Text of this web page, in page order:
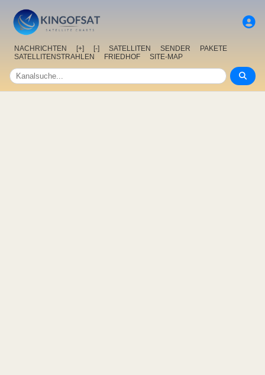
NACHRICHTEN [+] [-] SATELLITEN SENDER
PAKETE
SATELLITENSTRAHLEN
FRIEDHOF SITE-MAP